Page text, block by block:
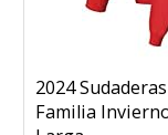
2024
Familia